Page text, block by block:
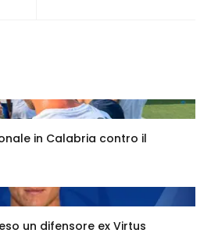
in Calabria contro il
un difensore ex Virtus